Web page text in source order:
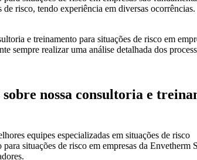
de risco, tendo experiência em diversas ocorrências.
e treinamento para situações de risco em
sempre realizar uma análise detalhada dos
nossa consultoria e
equipes especializadas em situações de risco
situações de risco em empresas da